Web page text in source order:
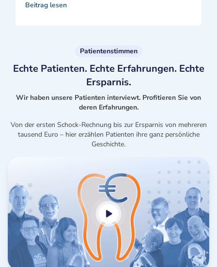
Beitrag lesen
Patientenstimmen
Echte Patienten. Echte Erfahrungen. Echte
Ersparnis.
Wir haben unsere Patienten interviewt. Profitieren Sie von
deren Erfahrungen.
Von der ersten Schock-Rechnung bis zur Ersparnis von mehreren
tausend Euro – hier erzählen Patienten ihre ganz persönliche
Geschichte.